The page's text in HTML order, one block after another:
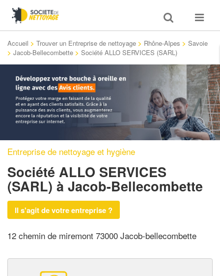
Toggle
search
Toggle
Accueil > Trouver un Entreprise de nettoyage > Rhône-Alpes > Savoie
> Jacob-Bellecombette > Société ALLO SERVICES (SARL)
Entreprise de nettoyage et hygiène
Société ALLO SERVICES
(SARL) à Jacob-Bellecombette
Il s'agit de votre entreprise ?
12 chemin de miremont 73000 Jacob-bellecombette